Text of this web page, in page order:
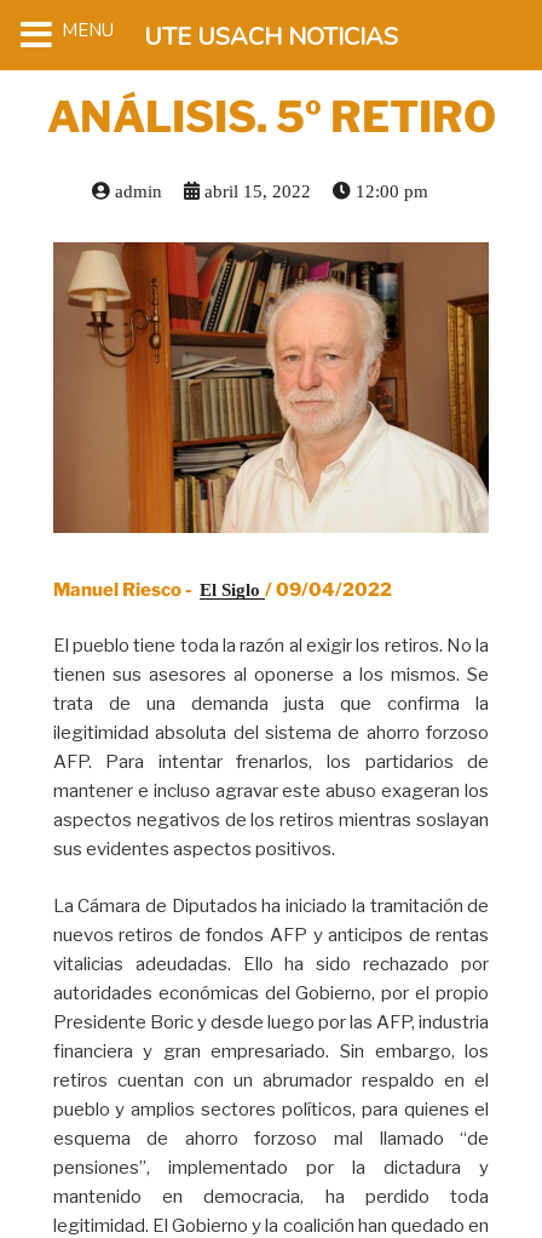
ANÁLISIS. 5º RETIRO
admin abril 15, 2022 12:00 pm
Manuel Riesco - El Siglo / 09/04/2022
El pueblo tiene toda la razón al exigir los retiros. No la
tienen sus asesores al oponerse a los mismos. Se
trata de una demanda justa que confirma la
ilegitimidad absoluta del sistema de ahorro forzoso
AFP. Para intentar frenarlos, los partidarios de
mantener e incluso agravar este abuso exageran los
aspectos negativos de los retiros mientras soslayan
sus evidentes aspectos positivos.
La Cámara de Diputados ha iniciado la tramitación de
nuevos retiros de fondos AFP y anticipos de rentas
vitalicias adeudadas. Ello ha sido rechazado por
autoridades económicas del Gobierno, por el propio
Presidente Boric y desde luego por las AFP, industria
financiera y gran empresariado. Sin embargo, los
retiros cuentan con un abrumador respaldo en el
pueblo y amplios sectores políticos, para quienes el
esquema de ahorro forzoso mal llamado “de
pensiones”, implementado por la dictadura y
mantenido en democracia, ha perdido toda
legitimidad. El Gobierno y la coalición han quedado en
MENU UTE USACH NOTICIAS